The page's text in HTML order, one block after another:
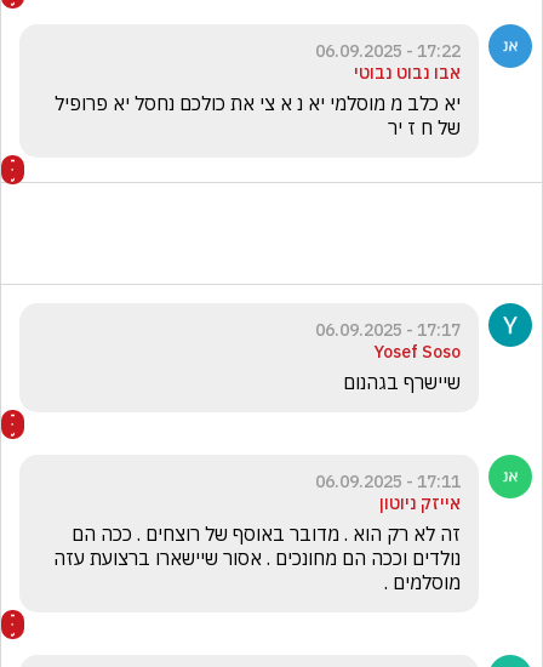
17:22 - 06.09.2025
אבו נבוט נבוטי
של ח ז יר
17:17 - 06.09.2025
Yosef Soso
שיישרף בגהנום
17:11 - 06.09.2025
אייזק ניוטון
מוסלמים .